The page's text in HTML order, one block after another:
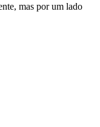
mas por um lado